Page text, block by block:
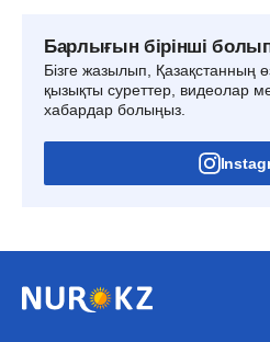
Барлығын бірінші
Бізге жазылып, Қазақстанның
қызықты суреттер, видеолар
хабардар болыңыз.